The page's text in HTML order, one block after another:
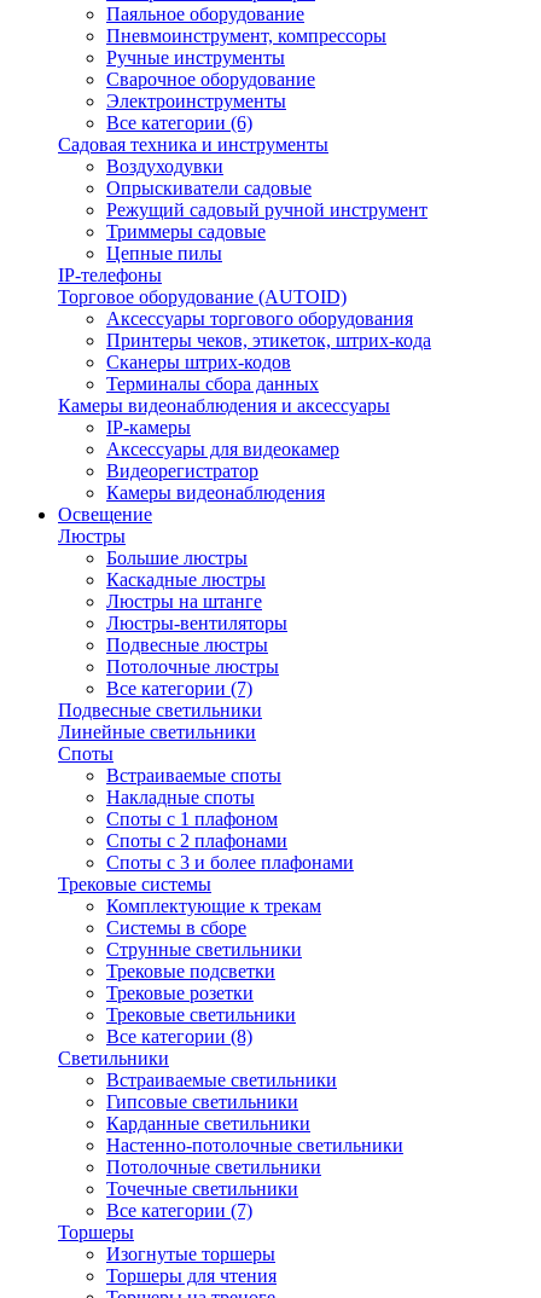
Паяльное оборудование
Пневмоинструмент, компрессоры
Ручные инструменты
Сварочное оборудование
Электроинструменты
Все категории (6)
Садовая техника и инструменты
Воздуходувки
Опрыскиватели садовые
Режущий садовый ручной инструмент
Триммеры садовые
Цепные пилы
IP-телефоны
Торговое оборудование (AUTOID)
Аксессуары торгового оборудования
Принтеры чеков, этикеток, штрих-кода
Сканеры штрих-кодов
Терминалы сбора данных
Камеры видеонаблюдения и аксессуары
IP-камеры
Аксессуары для видеокамер
Видеорегистратор
Камеры видеонаблюдения
Освещение
Люстры
Большие люстры
Каскадные люстры
Люстры на штанге
Люстры-вентиляторы
Подвесные люстры
Потолочные люстры
Все категории (7)
Подвесные светильники
Линейные светильники
Споты
Встраиваемые споты
Накладные споты
Споты с 1 плафоном
Споты с 2 плафонами
Споты с 3 и более плафонами
Трековые системы
Комплектующие к трекам
Системы в сборе
Струнные светильники
Трековые подсветки
Трековые розетки
Трековые светильники
Все категории (8)
Светильники
Встраиваемые светильники
Гипсовые светильники
Карданные светильники
Настенно-потолочные светильники
Потолочные светильники
Точечные светильники
Все категории (7)
Торшеры
Изогнутые торшеры
Торшеры для чтения